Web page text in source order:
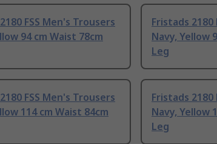
FSS Men's Trousers
94 cm Waist 78cm
Fristads 2180
Navy, Yellow
Leg
FSS Men's Trousers
114 cm Waist 84cm
Fristads 2180
Navy, Yellow
Leg